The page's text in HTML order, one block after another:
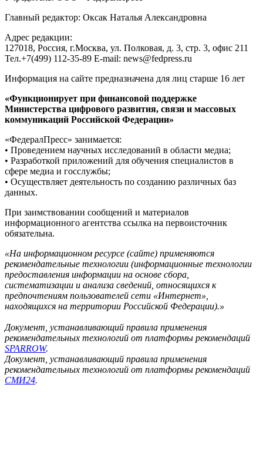
Главный редактор: Оксак Наталья Александровна
Адрес редакции:
127018, Россия, г.Москва, ул. Полковая, д. 3, стр. 3, офис 211
Тел.+7(499) 112-35-89 E-mail: news@fedpress.ru
Информация на сайте предназначена для лиц старше 16 лет
«Функционирует при финансовой поддержке
Министерства цифрового развития, связи и массовых
коммуникаций Российской Федерации»
«ФедералПресс» занимается:
• Проведением научных исследований в области медиа;
• Разработкой приложений для обучения специалистов в
сфере медиа и госслужбы;
• Осуществляет деятельность по созданию различных баз
данных.
При заимствовании сообщений и материалов
информационного агентства ссылка на первоисточник
обязательна.
«На информационном ресурсе (сайте) применяются
рекомендательные технологии (информационные технологии
предоставления информации на основе сбора,
систематизации и анализа сведений, относящихся к
предпочтениям пользователей сети «Интернет»,
находящихся на территории Российской Федерации).»
Документ, устанавливающий правила применения
рекомендательных технологий от платформы рекомендаций
SPARROW.
Документ, устанавливающий правила применения
рекомендательных технологий от платформы рекомендаций
СМИ24.